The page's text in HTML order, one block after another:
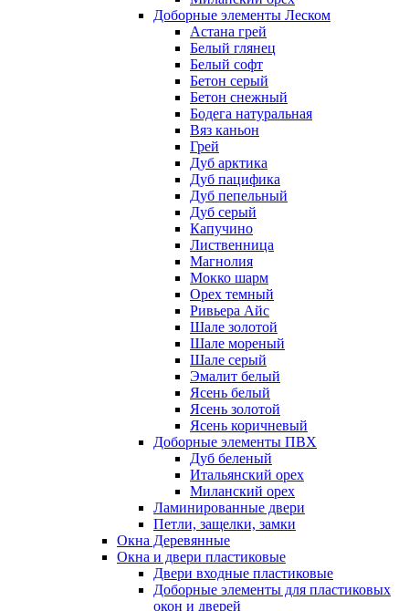
Доборные элементы Леском
Астана грей
Белый глянец
Белый софт
Бетон серый
Бетон снежный
Бодега натуральная
Вяз каньон
Грей
Дуб арктика
Дуб пацифика
Дуб пепельный
Дуб серый
Капучино
Лиственница
Магнолия
Мокко шарм
Орех темный
Ривьера Айс
Шале золотой
Шале мореный
Шале серый
Эмалит белый
Ясень белый
Ясень золотой
Ясень коричневый
Доборные элементы ПВХ
Дуб беленый
Итальянский орех
Миланский орех
Ламинированные двери
Петли, защелки, замки
Окна Деревянные
Окна и двери пластиковые
Двери входные пластиковые
Доборные элементы для пластиковых
окон и дверей